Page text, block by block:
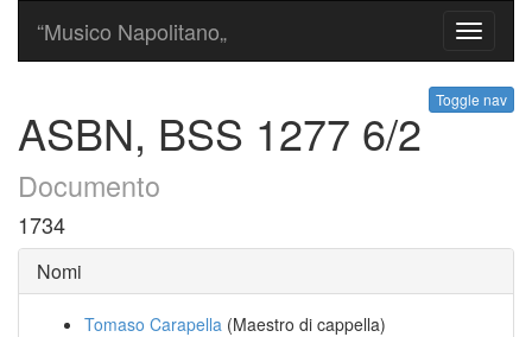
Toggle
“Musico Napolitano„
Toggle nav
ASBN, BSS 1277 6/2
Documento
1734
Nomi
Tomaso Carapella (Maestro di cappella)